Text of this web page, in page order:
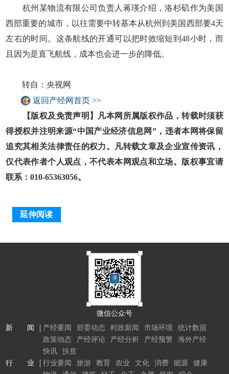
杭州某物流有限公司负责人蒋瑛介绍，洛杉矶作为美国
西部重要的城市，以往需要中转基本从杭州到美国西部要4天
左右的时间。这条航线的开通可以把时效缩短到48小时，而
且因为是直飞航线，成本也会进一步的降低。
转自：央视网
返回产经网首页 >>
【版权及免责声明】凡本网所属版权作品，转载时须获
得授权并注明来源“中国产业经济信息网”，违者本网将保留
追究其相关法律责任的权力。凡转载文章及企业宣传资讯，
仅代表作者个人观点，不代表本网观点和立场。版权事宜请
联系：010-65363056。
延伸阅读
微信公众号
新 闻
产经要闻 部委动态 时政新闻 市场环境
统计数据
政策动态
产经评论 产经分析 产经预警
海外产经
快讯
扶贫
行 业
行业要闻 旅游 教育 农业 文化 消费 能源
健康